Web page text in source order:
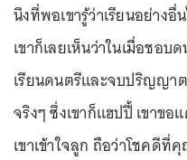
นึงที่พอเขารู้ว่าเรียนอย่าง
เขาก็เลยเห็นว่าในเมื่อชอ
เรียนดนตรีและจบปริญญาต
จริงๆ ซึ่งเขาก็แฮปปี้ เขาข
เขาเข้าใจลูก ถือว่าโชคดีที่